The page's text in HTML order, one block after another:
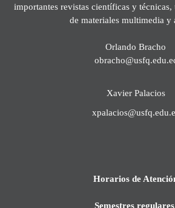
importantes revistas científicas y técnicas,
de materiales multimedia y
Orlando Bracho
Xavier Palacios
Horarios de
Semestres